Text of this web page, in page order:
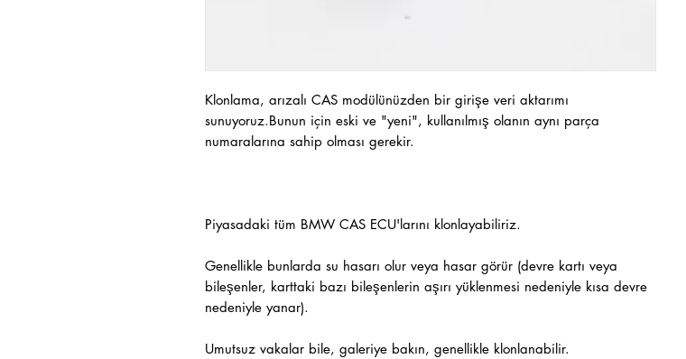
Klonlama, arızalı CAS modülünüzden bir girişe veri aktarımı
sunuyoruz.Bunun için eski ve "yeni", kullanılmış olanın aynı parça
numaralarına sahip olması gerekir.
Piyasadaki tüm BMW CAS ECU'larını klonlayabiliriz.
Genellikle bunlarda su hasarı olur veya hasar görür (devre kartı veya
bileşenler, karttaki bazı bileşenlerin aşırı yüklenmesi nedeniyle kısa devre
nedeniyle yanar).
Umutsuz vakalar bile, galeriye bakın, genellikle klonlanabilir.